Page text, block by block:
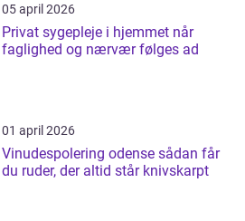
05 april 2026
Privat sygepleje i hjemmet når
faglighed og nærvær følges ad
01 april 2026
Vinudespolering odense sådan får
du ruder, der altid står knivskarpt